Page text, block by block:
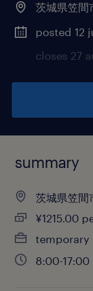
茨城県笠間
posted 12
closes 27
summary
茨城県笠間
¥1215.00
temporary
8:00-17:00